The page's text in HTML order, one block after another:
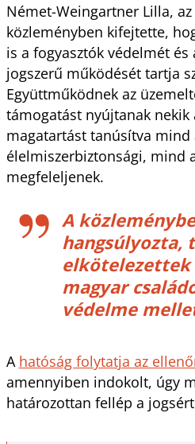
Német-Weingartner Lilla, az
közleményben kifejtette,
is a fogyasztók védelmét és
jogszerű működését tartja
Együttműködnek az
támogatást nyújtanak
magatartást tanúsítva mind
élelmiszerbiztonsági, mind
megfeleljenek.
A
hangsúlyozta,
elkötelezettek
magyar
védelme
A hatóság folytatja az
amennyiben indokolt, úgy
határozottan fellép a